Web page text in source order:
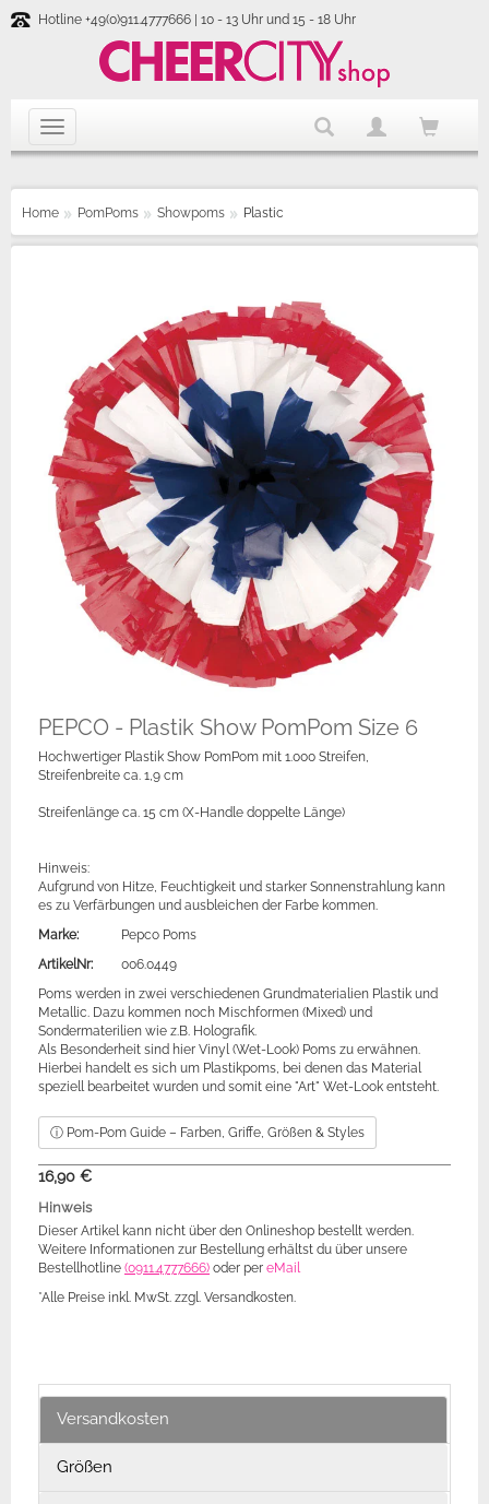
Hotline +49(0)911.4777666 | 10 - 13 Uhr und 15 - 18 Uhr
Home PomPoms Showpoms Plastic
PEPCO - Plastik Show PomPom Size 6
Hochwertiger Plastik Show PomPom mit 1.000 Streifen,
Streifenbreite ca. 1,9 cm
Streifenlänge ca. 15 cm (X-Handle doppelte Länge)
Hinweis:
Aufgrund von Hitze, Feuchtigkeit und starker Sonnenstrahlung kann
es zu Verfärbungen und ausbleichen der Farbe kommen.
Marke:
Pepco Poms
ArtikelNr:
006.0449
Poms werden in zwei verschiedenen Grundmaterialien Plastik und
Metallic. Dazu kommen noch Mischformen (Mixed) und
Sondermaterilien wie z.B. Holografik.
Als Besonderheit sind hier Vinyl (Wet-Look) Poms zu erwähnen.
Hierbei handelt es sich um Plastikpoms, bei denen das Material
speziell bearbeitet wurden und somit eine "Art" Wet-Look entsteht.
ⓘ Pom-Pom Guide – Farben, Griffe, Größen & Styles
16,90 €
Hinweis
Dieser Artikel kann nicht über den Onlineshop bestellt werden.
Weitere Informationen zur Bestellung erhältst du über unsere
Bestellhotline (0911.4777666) oder per eMail
*Alle Preise inkl. MwSt. zzgl. Versandkosten.
Versandkosten
Größen